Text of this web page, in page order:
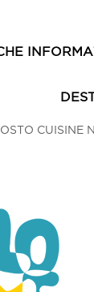
CUISINE